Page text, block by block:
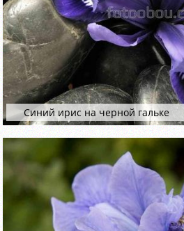
Синий ирис на черной гальке